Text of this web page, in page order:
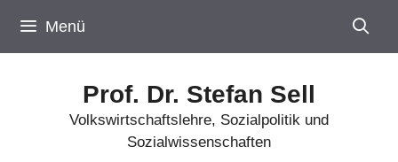
Inhalt
springen
Menü
Prof. Dr. Stefan Sell
Volkswirtschaftslehre, Sozialpolitik und
Sozialwissenschaften